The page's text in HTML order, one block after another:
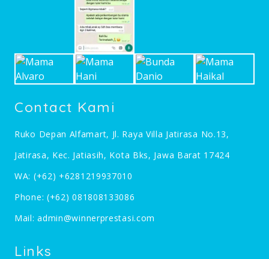
Contact Kami
Ruko Depan Alfamart, Jl. Raya Villa Jatirasa No.13,
Jatirasa, Kec. Jatiasih, Kota Bks, Jawa Barat 17424
WA: (+62) +6281219937010
Phone: (+62) 081808133086
Mail:admin@winnerprestasi.com
Links